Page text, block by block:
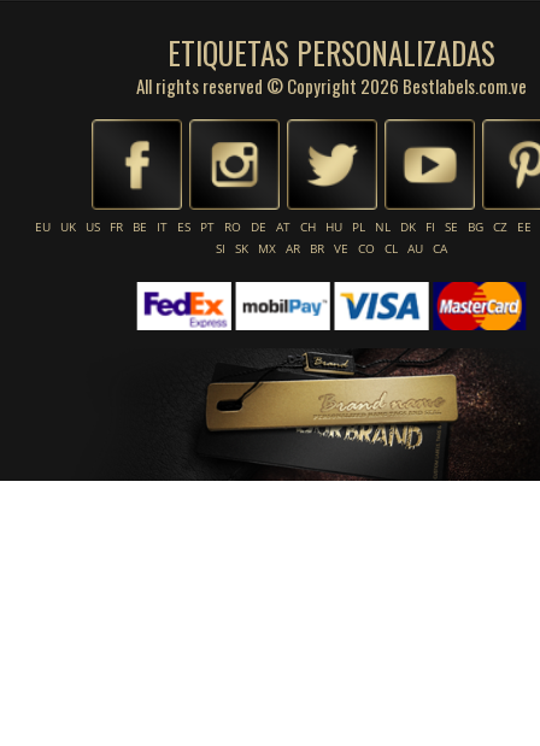
ETIQUETAS PERSONALIZADAS
All rights reserved © Copyright 2026 Bestlabels.com.ve
EU UK US FR BE IT ES PT RO DE AT CH HU PL NL DK FI SE BG CZ
EE
SI
SK MX AR BR VE CO CL AU CA